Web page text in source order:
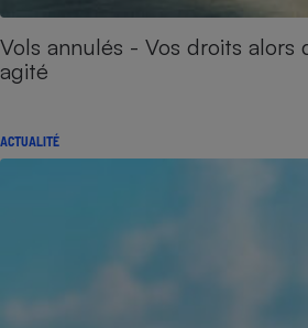
Vols annulés - Vos droits alors
agité
ACTUALITÉ